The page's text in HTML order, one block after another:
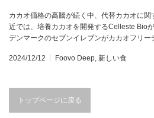
カカオ価格の高騰が続く中、代替カカオに
近では、培養カカオを開発するCelleste Bio
デンマークのセブンイレブンがカカオフリー
2024/12/12 Foovo Deep 新しい食
トップページに戻る